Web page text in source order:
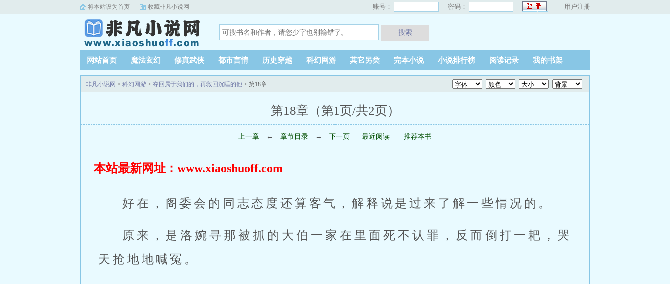
将本站设为首页 收藏非凡小说网 账号： 密码： 用户注册
搜索
网站首页 魔法玄幻 修真武侠 都市言情 历史穿越 科幻网游 其它另类 完本小说 小说排行榜 阅读记录 我的书架
非凡小说网 > 科幻网游 > 夺回属于我们的，再救回沉睡的他 > 第18章
第18章（第1页/共2页）
上一章 ← 章节目录 → 下一页 最近阅读 推荐本书
本站最新网址：www.xiaoshuoff.com
好在，阁委会的同志态度还算客气，解释说是过来了解一些情况的。
原来，是洛婉寻那被抓的大伯一家在里面死不认罪，反而倒打一耙，哭
天抢地地喊冤。